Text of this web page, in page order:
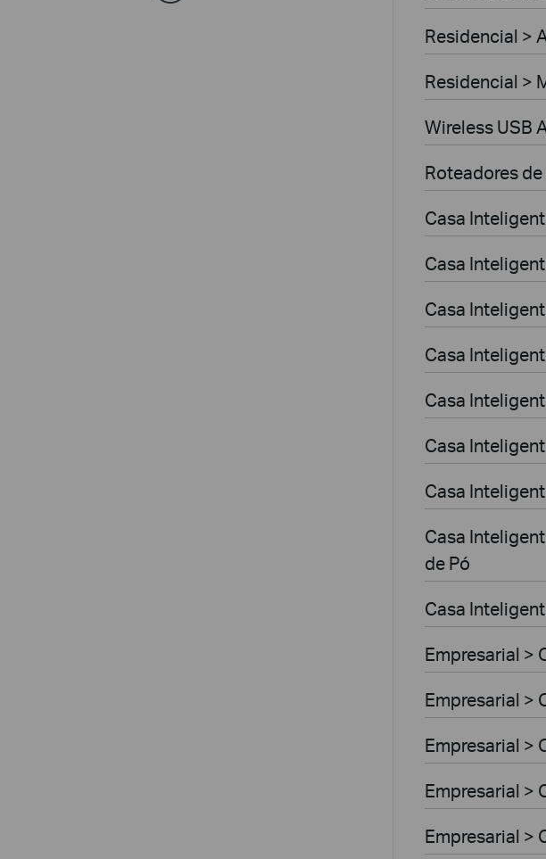
Residencial >
Residencial >
Wireless USB
Roteadores
Casa
Casa
Casa
Casa
Casa
Casa
Casa
Casa
de Pó
Casa
Empresarial >
Empresarial >
Empresarial >
Empresarial >
Empresarial >